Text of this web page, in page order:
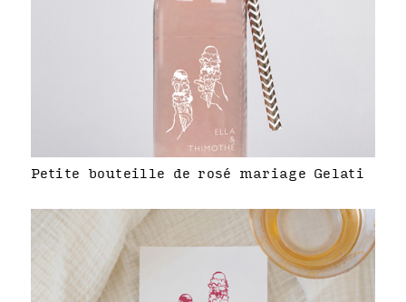
Petite bouteille de rosé mariage Gelati